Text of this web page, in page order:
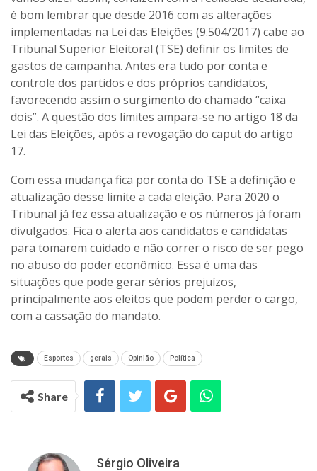
é bom lembrar que desde 2016 com as alterações
implementadas na Lei das Eleições (9.504/2017) cabe ao
Tribunal Superior Eleitoral (TSE) definir os limites de
gastos de campanha. Antes era tudo por conta e
controle dos partidos e dos próprios candidatos,
favorecendo assim o surgimento do chamado “caixa
dois”. A questão dos limites ampara-se no artigo 18 da
Lei das Eleições, após a revogação do caput do artigo
17.
Com essa mudança fica por conta do TSE a definição e
atualização desse limite a cada eleição. Para 2020 o
Tribunal já fez essa atualização e os números já foram
divulgados. Fica o alerta aos candidatos e candidatas
para tomarem cuidado e não correr o risco de ser pego
no abuso do poder econômico. Essa é uma das
situações que pode gerar sérios prejuízos,
principalmente aos eleitos que podem perder o cargo,
com a cassação do mandato.
Esportes gerais Opinião Política
Share
Sérgio Oliveira